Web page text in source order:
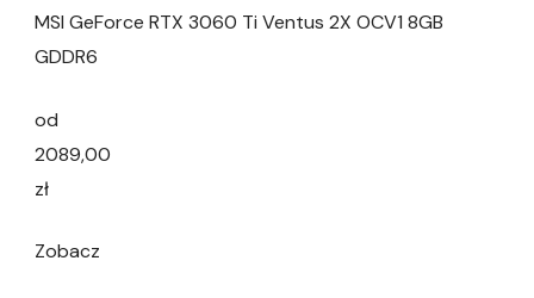
MSI GeForce RTX 3060 Ti Ventus 2X OCV1 8GB
GDDR6
od
2089,00
zł
Zobacz